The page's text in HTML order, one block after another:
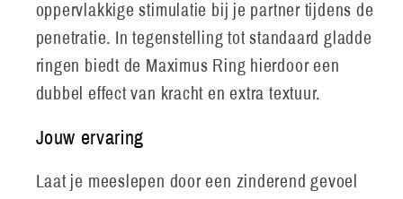
oppervlakkige stimulatie bij je partner tijdens de
penetratie. In tegenstelling tot standaard gladde
ringen biedt de Maximus Ring hierdoor een
dubbel effect van kracht en extra textuur.
Jouw ervaring
Laat je meeslepen door een zinderend gevoel